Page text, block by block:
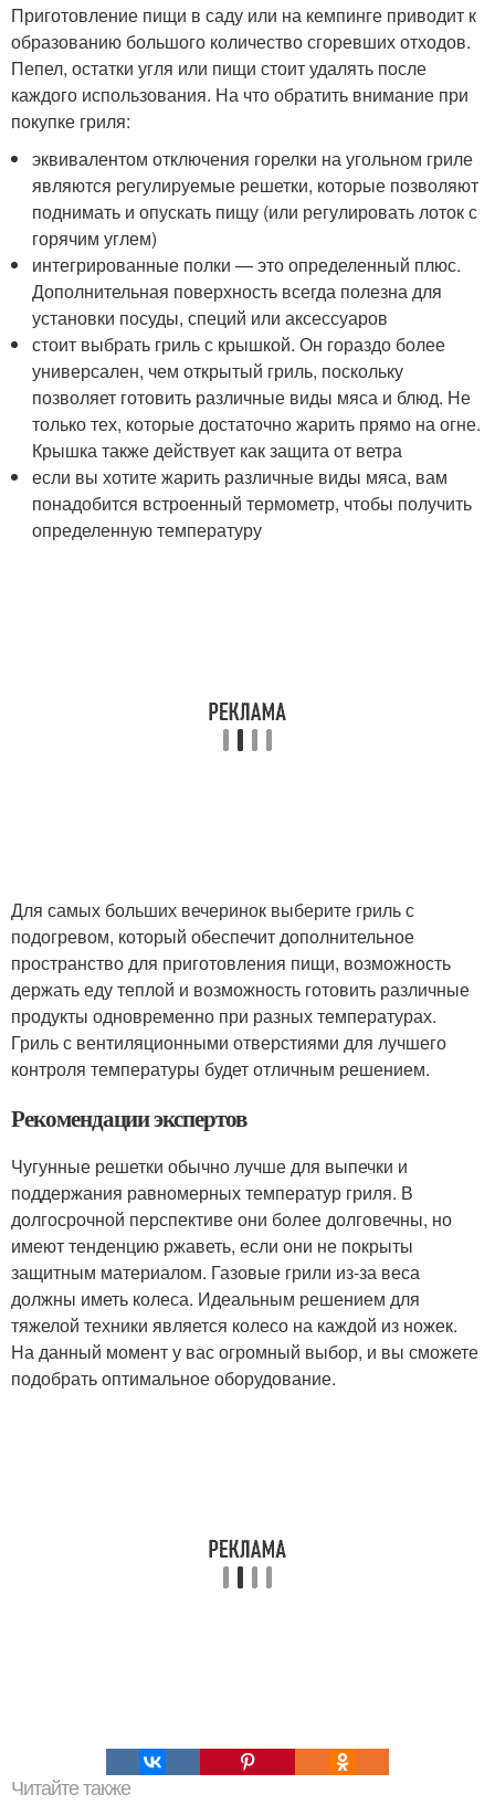
Приготовление пищи в саду или на кемпинге приводит к
образованию большого количество сгоревших отходов.
Пепел, остатки угля или пищи стоит удалять после
каждого использования. На что обратить внимание при
покупке гриля:
эквивалентом отключения горелки на угольном гриле
являются регулируемые решетки, которые позволяют
поднимать и опускать пищу (или регулировать лоток с
горячим углем)
интегрированные полки — это определенный плюс.
Дополнительная поверхность всегда полезна для
установки посуды, специй или аксессуаров
стоит выбрать гриль с крышкой. Он гораздо более
универсален, чем открытый гриль, поскольку
позволяет готовить различные виды мяса и блюд. Не
только тех, которые достаточно жарить прямо на огне.
Крышка также действует как защита от ветра
если вы хотите жарить различные виды мяса, вам
понадобится встроенный термометр, чтобы получить
определенную температуру
Для самых больших вечеринок выберите гриль с
подогревом, который обеспечит дополнительное
пространство для приготовления пищи, возможность
держать еду теплой и возможность готовить различные
продукты одновременно при разных температурах.
Гриль с вентиляционными отверстиями для лучшего
контроля температуры будет отличным решением.
Рекомендации экспертов
Чугунные решетки обычно лучше для выпечки и
поддержания равномерных температур гриля. В
долгосрочной перспективе они более долговечны, но
имеют тенденцию ржаветь, если они не покрыты
защитным материалом. Газовые грили из-за веса
должны иметь колеса. Идеальным решением для
тяжелой техники является колесо на каждой из ножек.
На данный момент у вас огромный выбор, и вы сможете
подобрать оптимальное оборудование.
Читайте также